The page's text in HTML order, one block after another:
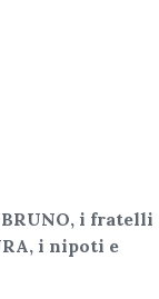
i fratelli
i nipoti e